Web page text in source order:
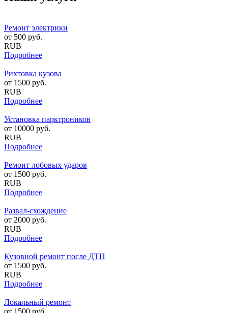
Ремонт электрики
от 500 руб.
RUB
Подробнее
Рихтовка кузова
от 1500 руб.
RUB
Подробнее
Установка парктроников
от 10000 руб.
RUB
Подробнее
Ремонт лобовых ударов
от 1500 руб.
RUB
Подробнее
Развал-схождение
от 2000 руб.
RUB
Подробнее
Кузовной ремонт после ДТП
от 1500 руб.
RUB
Подробнее
Локальный ремонт
от 1500 руб.